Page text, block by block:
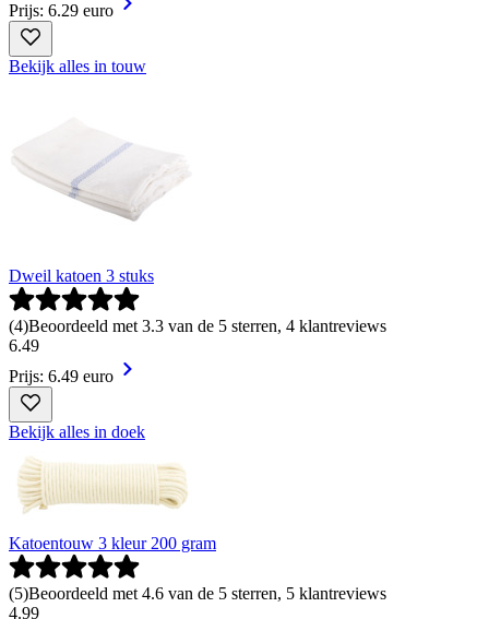
Prijs: 6.29 euro
Bekijk alles in touw
Dweil katoen 3 stuks
(4)Beoordeeld met 3.3 van de 5 sterren, 4 klantreviews
6.49
Prijs: 6.49 euro
Bekijk alles in doek
Katoentouw 3 kleur 200 gram
(5)Beoordeeld met 4.6 van de 5 sterren, 5 klantreviews
4.99